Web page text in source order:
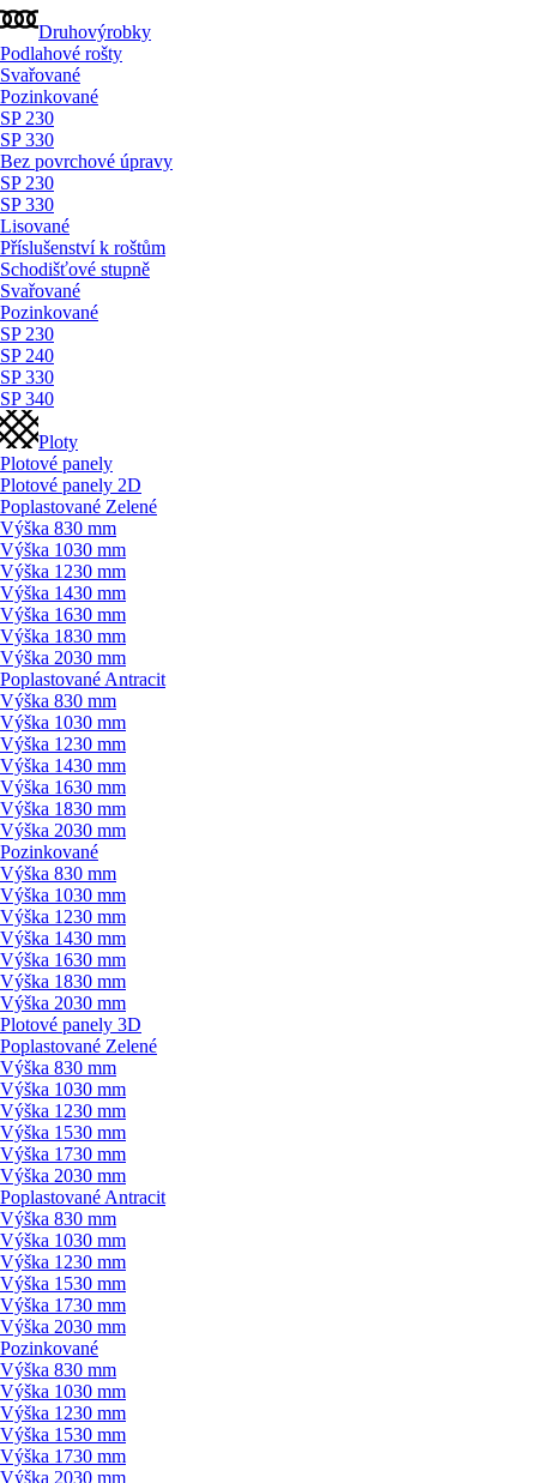
Druhovýrobky
Podlahové rošty
Svařované
Pozinkované
SP 230
SP 330
Bez povrchové úpravy
SP 230
SP 330
Lisované
Příslušenství k roštům
Schodišťové stupně
Svařované
Pozinkované
SP 230
SP 240
SP 330
SP 340
Ploty
Plotové panely
Plotové panely 2D
Poplastované Zelené
Výška 830 mm
Výška 1030 mm
Výška 1230 mm
Výška 1430 mm
Výška 1630 mm
Výška 1830 mm
Výška 2030 mm
Poplastované Antracit
Výška 830 mm
Výška 1030 mm
Výška 1230 mm
Výška 1430 mm
Výška 1630 mm
Výška 1830 mm
Výška 2030 mm
Pozinkované
Výška 830 mm
Výška 1030 mm
Výška 1230 mm
Výška 1430 mm
Výška 1630 mm
Výška 1830 mm
Výška 2030 mm
Plotové panely 3D
Poplastované Zelené
Výška 830 mm
Výška 1030 mm
Výška 1230 mm
Výška 1530 mm
Výška 1730 mm
Výška 2030 mm
Poplastované Antracit
Výška 830 mm
Výška 1030 mm
Výška 1230 mm
Výška 1530 mm
Výška 1730 mm
Výška 2030 mm
Pozinkované
Výška 830 mm
Výška 1030 mm
Výška 1230 mm
Výška 1530 mm
Výška 1730 mm
Výška 2030 mm